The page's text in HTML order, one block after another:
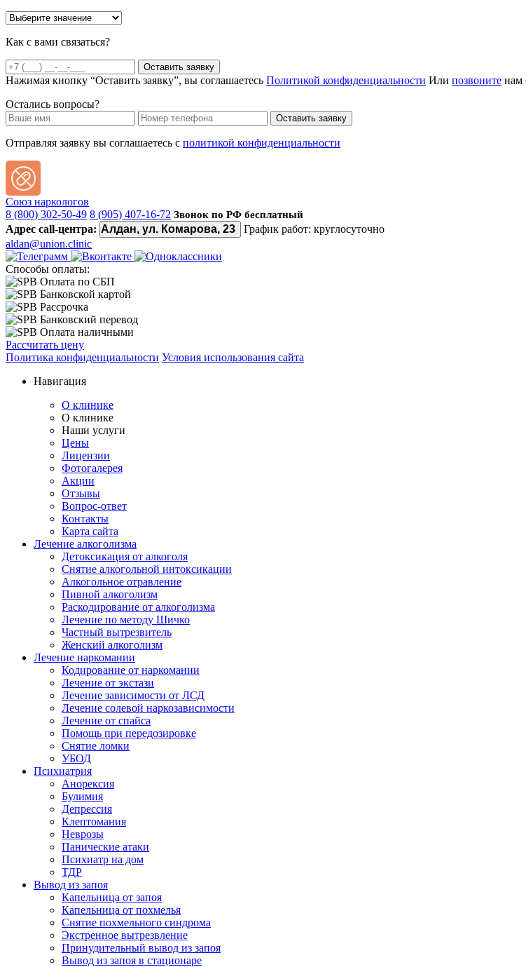
Как с вами связаться?
Оставить заявку
Нажимая кнопку “Оставить заявку”, вы соглашаетесь Политикой конфиденциальности Или позвоните нам
Остались вопросы?
Оставить заявку
Отправляя заявку вы соглашаетесь с политикой конфиденциальности
Союз наркологов
8 (800) 302-50-49 8 (905) 407-16-72 Звонок по РФ бесплатный
Адрес call-центра: Алдан, ул. Комарова, 23
График работ: круглосуточно
aldan@union.clinic
Способы оплаты:
Оплата по СБП
Банковской картой
Рассрочка
Банковский перевод
Оплата наличными
Рассчитать цену
Политика конфиденциальности Условия использования сайта
Навигация
О клинике
О клинике
Наши услуги
Цены
Лицензии
Фотогалерея
Акции
Отзывы
Вопрос-ответ
Контакты
Карта сайта
Лечение алкоголизма
Детоксикация от алкоголя
Снятие алкогольной интоксикации
Алкогольное отравление
Пивной алкоголизм
Раскодирование от алкоголизма
Лечение по методу Шичко
Частный вытрезвитель
Женский алкоголизм
Лечение наркомании
Кодирование от наркомании
Лечение от экстази
Лечение зависимости от ЛСД
Лечение солевой наркозависимости
Лечение от спайса
Помощь при передозировке
Снятие ломки
УБОД
Психиатрия
Анорексия
Булимия
Депрессия
Клептомания
Неврозы
Панические атаки
Психиатр на дом
ТДР
Вывод из запоя
Капельница от запоя
Капельница от похмелья
Снятие похмельного синдрома
Экстренное вытрезвление
Принудительный вывод из запоя
Вывод из запоя в стационаре